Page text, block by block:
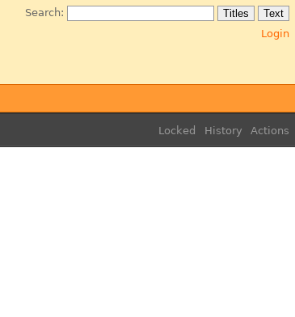
Search:
Login
Locked History Actions